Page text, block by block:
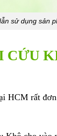
sử dụng sản
CỨU
HCM rất